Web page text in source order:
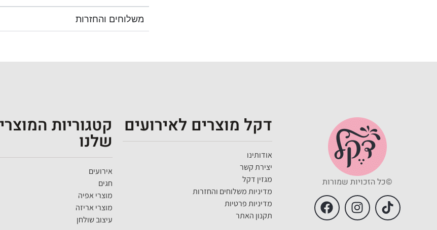
משלוחים והחזרות
©כל הזכויות שמורות
דקל מוצרים לאירועים
אודותינו
יצירת קשר
מגזין דקל
מדיניות משלוחים והחזרות
מדיניות פרטיות
תקנון האתר
קטגוריות
שלנו
אירועים
חגים
מוצרי אפיה
מוצרי אריזה
עיצוב שולחן